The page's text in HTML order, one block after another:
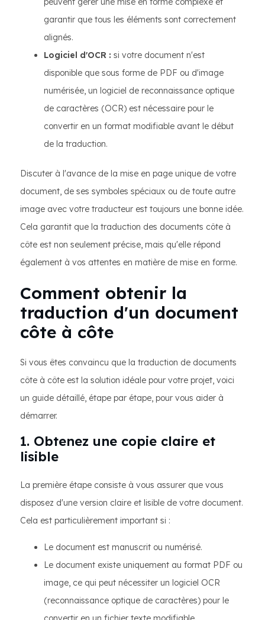
garantir que tous les éléments sont correctement
alignés.
Logiciel d'OCR : si votre document n'est
disponible que sous forme de PDF ou d'image
numérisée, un logiciel de reconnaissance optique
de caractères (OCR) est nécessaire pour le
convertir en un format modifiable avant le début
de la traduction.
Discuter à l'avance de la mise en page unique de votre
document, de ses symboles spéciaux ou de toute autre
image avec votre traducteur est toujours une bonne idée.
Cela garantit que la traduction des documents côte à
côte est non seulement précise, mais qu'elle répond
également à vos attentes en matière de mise en forme.
Comment obtenir la
traduction d'un document
côte à côte
Si vous êtes convaincu que la traduction de documents
côte à côte est la solution idéale pour votre projet, voici
un guide détaillé, étape par étape, pour vous aider à
démarrer.
1. Obtenez une copie claire et
lisible
La première étape consiste à vous assurer que vous
disposez d'une version claire et lisible de votre document.
Cela est particulièrement important si :
Le document est manuscrit ou numérisé.
Le document existe uniquement au format PDF ou
image, ce qui peut nécessiter un logiciel OCR
(reconnaissance optique de caractères) pour le